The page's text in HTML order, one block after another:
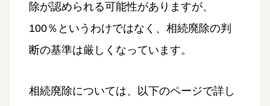
除が認められる可能性がありますが、
100％というわけではなく、相続廃除の判
断の基準は厳しくなっています。
相続廃除については、以下のページで詳し